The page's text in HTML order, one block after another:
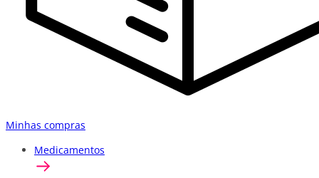
Minhas compras
Medicamentos